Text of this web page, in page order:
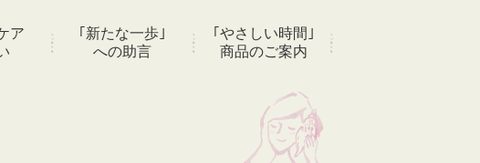
ア
｢新たな一歩｣
への助言
｢やさしい時間｣
商品のご案内